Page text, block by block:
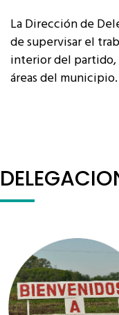
La Dirección de
de supervisar el
interior del
áreas del municipio.